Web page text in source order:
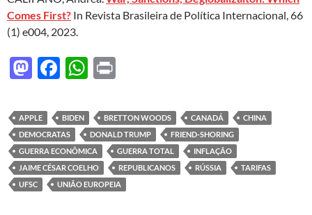
Comes First? In Revista Brasileira de Política Internacional, 66
(1) e004, 2023.
M
to
d
o
n
F
e
b
o
o
k
W
at
s
A
p
p
nt
APPLE BIDEN BRETTON WOODS CANADÁ
CHINA
DEMOCRATAS
DONALD TRUMP
FRIEND-SHORING
GUERRA ECONÔMICA
GUERRA TOTAL
INFLAÇÃO
JAIME CÉSAR COELHO
REPUBLICANOS RÚSSIA
TARIFAS
UFSC
UNIÃO EUROPEIA